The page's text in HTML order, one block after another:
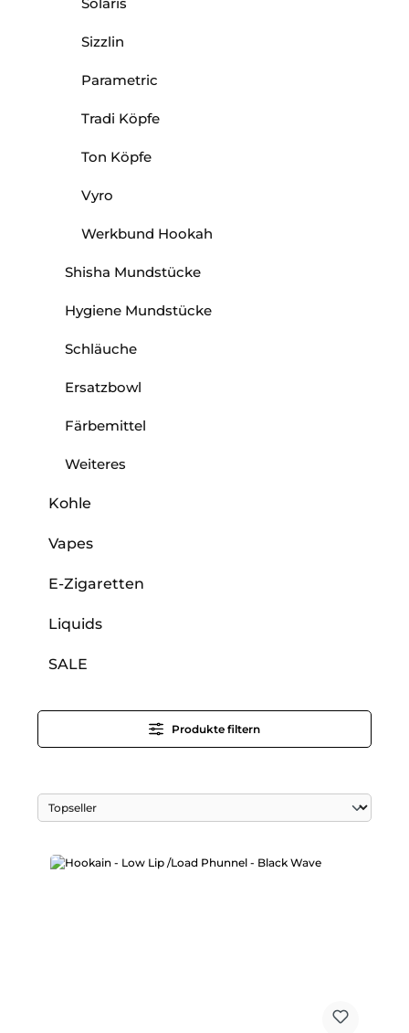
Solaris
Sizzlin
Parametric
Tradi Köpfe
Ton Köpfe
Vyro
Werkbund Hookah
Shisha Mundstücke
Hygiene Mundstücke
Schläuche
Ersatzbowl
Färbemittel
Weiteres
Kohle
Vapes
E-Zigaretten
Liquids
SALE
Produkte filtern